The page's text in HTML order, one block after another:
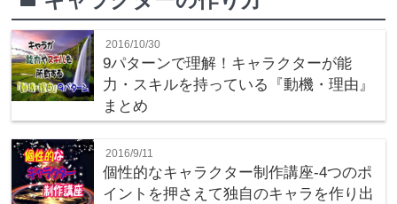
2016/10/30
9パターンで理解！キャラクターが能
力・スキルを持っている『動機・理由』
まとめ
2016/9/11
個性的なキャラクター制作講座‐4つのポ
イントを押さえて独自のキャラを作り出